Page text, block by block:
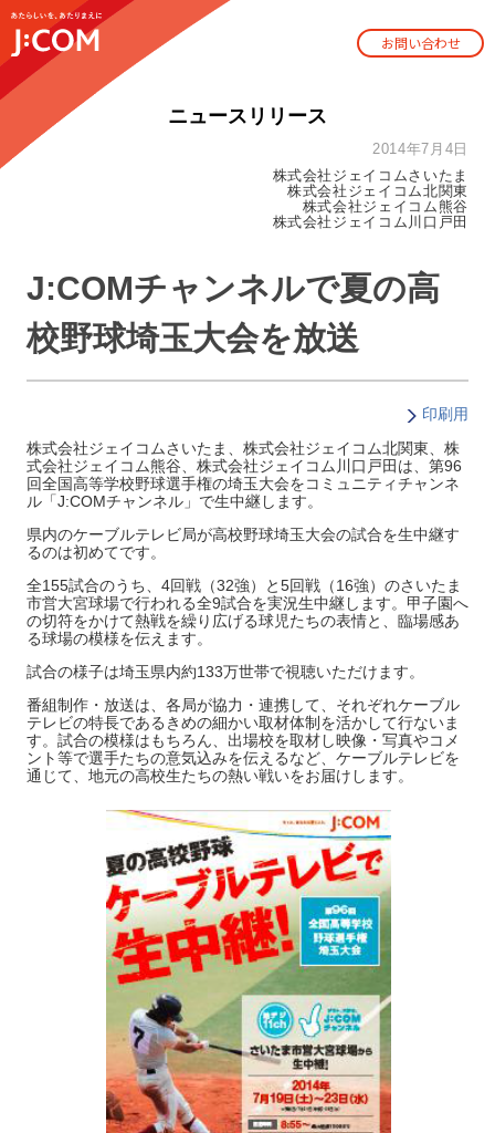
お問い合わせ
ニュースリリース
2014年7月4日
株式会社ジェイコムさいたま
株式会社ジェイコム北関東
株式会社ジェイコム熊谷
株式会社ジェイコム川口戸田
J:COMチャンネルで夏の高
校野球埼玉大会を放送
印刷用
株式会社ジェイコムさいたま、株式会社ジェイコム北関東、株
式会社ジェイコム熊谷、株式会社ジェイコム川口戸田は、第96
回全国高等学校野球選手権の埼玉大会をコミュニティチャンネ
ル「J:COMチャンネル」で生中継します。
県内のケーブルテレビ局が高校野球埼玉大会の試合を生中継す
るのは初めてです。
全155試合のうち、4回戦（32強）と5回戦（16強）のさいたま
市営大宮球場で行われる全9試合を実況生中継します。甲子園へ
の切符をかけて熱戦を繰り広げる球児たちの表情と、臨場感あ
る球場の模様を伝えます。
試合の様子は埼玉県内約133万世帯で視聴いただけます。
番組制作・放送は、各局が協力・連携して、それぞれケーブル
テレビの特長であるきめの細かい取材体制を活かして行ないま
す。試合の模様はもちろん、出場校を取材し映像・写真やコメ
ント等で選手たちの意気込みを伝えるなど、ケーブルテレビを
通じて、地元の高校生たちの熱い戦いをお届けします。